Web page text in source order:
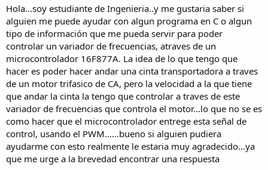
n
c
i
o
Hola...soy estudiante de Ingenieria..y me gustaria saber si
alguien me puede ayudar con algun programa en C o algun
tipo de información que me pueda servir para poder
controlar un variador de frecuencias, atraves de un
microcontrolador 16F877A. La idea de lo que tengo que
hacer es poder hacer andar una cinta transportadora a traves
de un motor trifasico de CA, pero la velocidad a la que tiene
que andar la cinta la tengo que controlar a traves de este
variador de frecuencias que controla el motor...lo que no se es
como hacer que el microcontrolador entrege esta señal de
control, usando el PWM......bueno si alguien pudiera
ayudarme con esto realmente le estaria muy agradecido...ya
que me urge a la brevedad encontrar una respuesta